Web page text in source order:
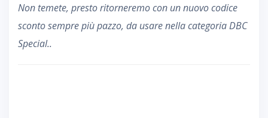
Non temete, presto ritorneremo con un nuovo codice
sconto sempre più pazzo, da usare nella categoria DBC
Special..